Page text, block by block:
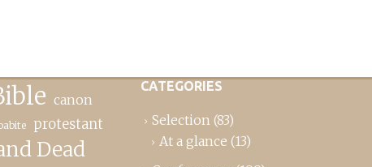
canon
protestant
Dead
CATEGORIES
Selection (83)
At a glance (13)